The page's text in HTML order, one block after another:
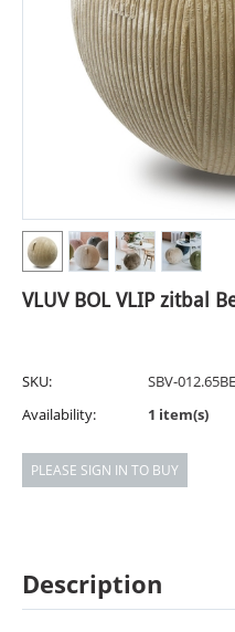
VLUV BOL VLIP zitbal
SKU:
SBV-012.65BE
Availability:
1 item(s)
PLEASE SIGN IN TO BUY
Description